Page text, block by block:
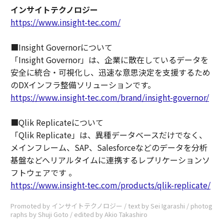
インサイトテクノロジー
https://www.insight-tec.com/
■Insight Governorについて
「Insight Governor」は、企業に散在しているデータを
安全に統合・可視化し、迅速な意思決定を支援するため
のDXインフラ整備ソリューションです。
https://www.insight-tec.com/brand/insight-governor/
■Qlik Replicateについて
「Qlik Replicate」は、異種データベースだけでなく、
メインフレーム、SAP、Salesforceなどのデータを分析
基盤などへリアルタイムに連携するレプリケーションソ
フトウェアです 。
https://www.insight-tec.com/products/qlik-replicate/
Promoted by インサイトテクノロジー / text by Sei Igarashi / photog
raphs by Shuji Goto / edited by Akio Takashiro